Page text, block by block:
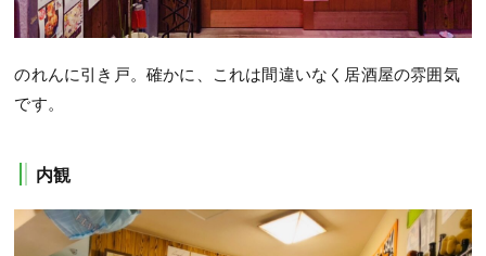
のれんに引き戸。確かに、これは間違いなく居酒屋の雰囲気
です。
内観